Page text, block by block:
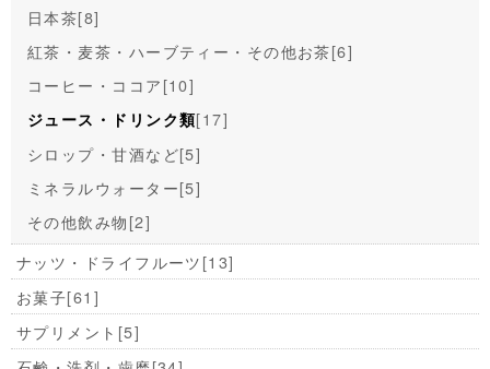
日本茶[8]
紅茶・麦茶・ハーブティー・その他お茶[6]
コーヒー・ココア[10]
ジュース・ドリンク類[17]
シロップ・甘酒など[5]
ミネラルウォーター[5]
その他飲み物[2]
ナッツ・ドライフルーツ[13]
お菓子[61]
サプリメント [5]